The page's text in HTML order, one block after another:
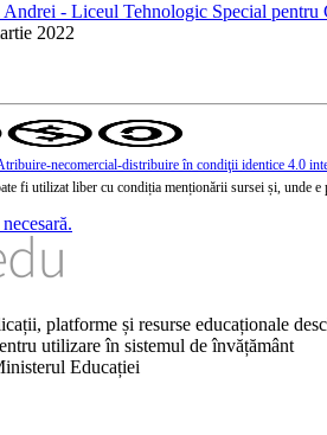
- Liceul Tehnologic Special
2022
necomercial-distribuire în condiţii identice 4.0
fi utilizat liber cu condiția menționării sursei și, unde
platforme și resurse educaționale
utilizare în sistemul de învățământ
Educației